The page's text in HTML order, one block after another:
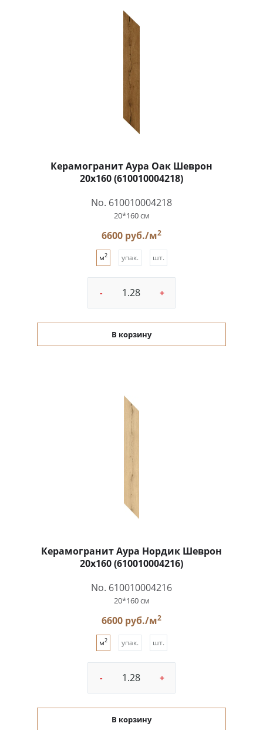
Керамогранит Аура Оак Шеврон
20x160 (610010004218)
No. 610010004218
20*160 см
6600 руб./м2
м2 упак. шт.
- +
В корзину
Керамогранит Аура Нордик Шеврон
20x160 (610010004216)
No. 610010004216
20*160 см
6600 руб./м2
м2 упак. шт.
- +
В корзину